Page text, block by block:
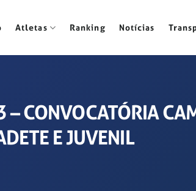
Atletas Ranking Notícias
CONVOCATÓRIA
E JUVENIL